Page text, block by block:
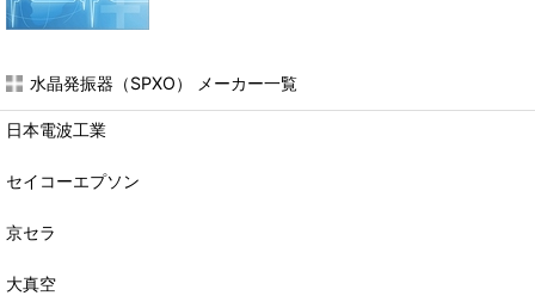
水晶発振器（SPXO） メーカー一覧
日本電波工業
セイコーエプソン
京セラ
大真空